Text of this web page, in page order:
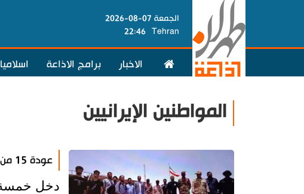
الجمعة 07-08-2026
Tehran
22:46
الاخبار برامج الاذاعة
المواطنين الإيرانيين
عودة 15 من أفراد طاقم سفينة توسكا إلى البلاد
دخل خمسة